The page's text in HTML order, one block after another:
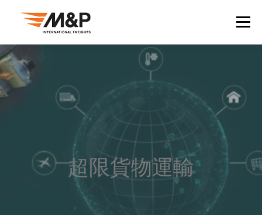
Menu
關於我們 貨運承攬
轉運
超限貨物運輸